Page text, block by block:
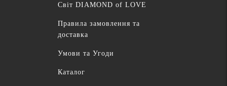
Світ DIAMOND of LOVE
Правила замовлення та
доставка
Умови та Угоди
Каталог